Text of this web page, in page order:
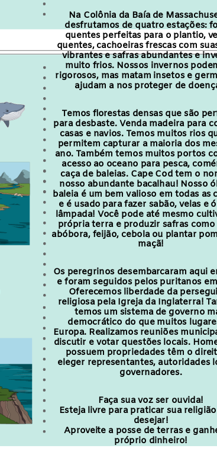
Na Colônia da Baía de
desfrutamos de quatro estações:
quentes perfeitas para o plantio,
quentes, cachoeiras frescas com
vibrantes e safras abundantes e
muito frios. Nossos invernos
rigorosos, mas matam insetos e
ajudam a nos proteger de
Temos florestas densas que são
para desbaste. Venda madeira para
casas e navios. Temos muitos rios
permitem capturar a maioria dos
ano. Também temos muitos portos
acesso ao oceano para pesca,
caça de baleias. Cape Cod tem o
nosso abundante bacalhau! Nosso
baleia é um bem valioso em todas as
e é usado para fazer sabão, velas e
lâmpada! Você pode até mesmo
própria terra e produzir safras
abóbora, feijão, cebola ou plantar
maçã!
Os peregrinos desembarcaram aqui
e foram seguidos pelos puritanos
Oferecemos liberdade da
religiosa pela Igreja da Inglaterra!
temos um sistema de governo
democrático do que muitos
Europa. Realizamos reuniões
discutir e votar questões locais.
possuem propriedades têm o
eleger representantes, autoridades
governadores.
Faça sua voz ser ouvida!
Esteja livre para praticar sua
desejar!
Aproveite a posse de terras e
próprio dinheiro!